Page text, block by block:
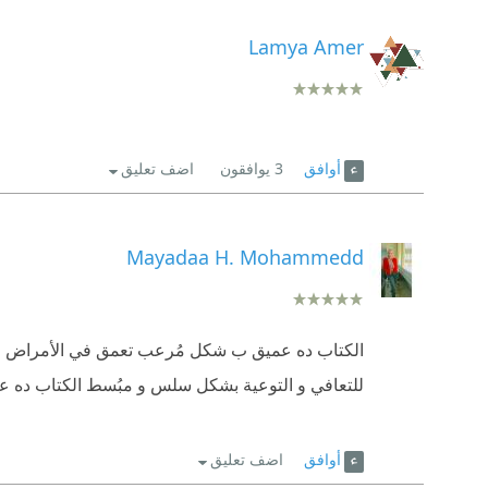
Lamya Amer
أوافق 3 يوافقون اضف تعليق
Mayadaa H. Mohammedd
الكتاب ده عميق ب شكل مُرعب تعمق في الأمراض
للتعافي و التوعية بشكل سلس و مبُسط الكتاب
أوافق اضف تعليق